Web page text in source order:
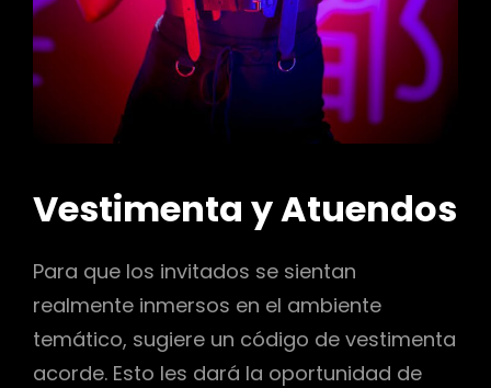
Vestimenta y Atuendos
Para que los invitados se sientan
realmente inmersos en el ambiente
temático, sugiere un código de vestimenta
acorde. Esto les dará la oportunidad de